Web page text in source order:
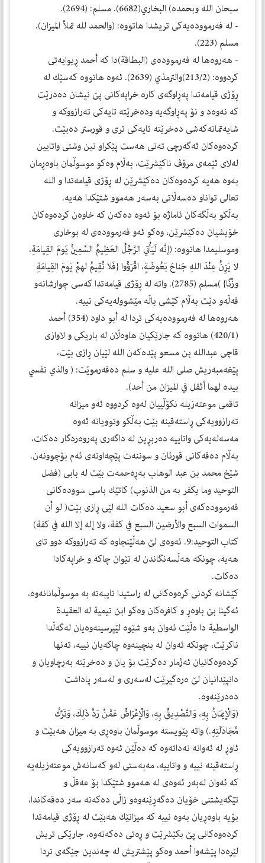
سبحان الله وبحمده) البخاري(6682). مسلم: (2694).
- لە فەرموودەیەكی تریشدا هاتووە: (والحمد لله تملأ المیزان).
مسلم (223).
- هەروەها لە فەرموودەی (البطاقة)دا كە أحمد ڕیوایەتی
كردووە: (213/2)والترمذي (2639). ئەوە هاتووە كەسێك لە
ڕۆژی قیامەتدا پەڕاوگەی كارە خراپەكانی پێ نیشان دەدرێت
كە نەوەد و نۆ پەڕاوگەیە ودەخرێتە تایەكی تەرازووكە و
شایەتمانەكەشی دەخرێتە تایەكی تری و قورستر دەبێت.
كردەوەكان ئەگەرچی تەنی هەست پێكراو نین وشتی واتایین
لەلای ئێمەی مرۆڤ ناكێشرێت، بەڵام وەكو موسوڵمان باوەڕمان
بەوە هەیە كردەوەكان دەكێشرێن لە ڕۆژی قیامەتدا و الله
تعالی تواناو دەسەڵاتی بەسەر هەموو شتێكدا هەیە.
بەڵكو بەڵگەكان ئاماژە بۆ ئەوە دەكەن كە خاوەن كردەوەكان
خۆیشیان دەكێشرێن، وەكو ئەو فەرموودەی لە بوخاری
وموسلیمدا هاتووە: (إنَّه لَيَأْتي الرَّجُلُ العَظِيمُ السَّمِينُ يَومَ القِيامَةِ،
لا يَزِنُ عِنْدَ اللهِ جَناحَ بَعُوضَةٍ، اقْرَؤُوا {فَلا نُقِيمُ لهمْ يَومَ القِيامَةِ
وزْنًا} )مسلم (2785). واتە لە ڕۆژی قیامەتدا كەسی چوارشانەو
قەڵەو دێت بەڵام كێشی باڵە مێشوولەیەكی نییە.
هەروەها لە فەرموودەیەكی تردا لە أبو داود (354) أحمد
(420/1) هاتووە كە جارێكیان هاوەڵان لە باریكی و لاوازی
قاچی عبدالله بن مسعو پێدەكەن الله لێیان ڕازی بێت،
پێغەمبەریش صلی الله علیه و سلم دەفەرموێت: ( والذي نفسي
بیده لهما أثقل في المیزان من أحد).
تاقمی موعتەزیلە نكۆڵییان لەوە كردووە ئەو میزانە
تەرازوویەكی ڕاستەقینە بێت بەڵكو وتوویانە ئەوە
مەسەلەیەكی واتاییە دەربڕین لە داگەری پەروەردگار دەكات،
بەڵام دەقەكانی قورئان و سوننەت پێچەاونەی ئەم بۆچوونەن.
شێخ محمد بن عبد الوهاب بەڕەحمەت بێت لە بابی (فضل
التوحید وما یكفر به من الذنوب) كاتێك باسی سوودەكانی
فەرموودەكەی أبو سعید دەكات الله لێی ڕازی بێت( لو أن
السموات السبع والأرضین السبع في كفة، ولا إله إلا الله في كفة)
كتاب التوحید:9. ئەوەی لێ هەڵێنجاوە كە تەرازووكە دوو تای
هەیە، چونكە هەڵسەنگاندن لە نێوان چاكە و خراپەكادا
دەكات.
كێشانە كردنی كرەوەكانی لە راستیدا تایبەتە بە موسوڵمانانەوە،
ئەگینا بێ باوەڕ و كافرەكان وەكو ابن تیمیة لە العقیدة
الواسطیة دا ەڵێت ئەوان بەو شێوە لێپرسینەوەیان لەگەڵدا
ناكرێت، چونكە ئەوان لە بنچینەوە چاكەیان نییە، تەنها
كردەوەكانیان ئەژمار دەكرێت بۆ یان و دەخرێتە بەرچاویان و
دانپێدانیان لێ ەرەگیرێت لەسەری و لەسەر پاداشت
دەدرێنەوە.
(وَالْإِيمَانُ بِهِ، وَالتَّصْدِيقُ بِهِ، وَالْإِعْرَاضُ عَمَّنْ رَدَّ ذَلِكَ، وَتَرْكُ
مُجَادَلَتِهِ.) واتە پێویستە موسوڵمان باوەڕی بە میزان هەبێت و
ئاوڕ لە ئەوانە نەداتەوە كە دەڵێن ئەوە تەرازوویەكی
ڕاستەقینە نییە و واتاییە، مەبەستی لەو كەسانەش موعتەزیلەیە
كە ئەوان لەبەر ئەوەی لە هەموو شتێكدا بۆ عەقڵ و
تێگەیشتنی خۆیان دەگەڕێنەوەو زاڵی دەكەنە سەر دەقەكاندا،
بۆیە باوەڕیان بەوە نییە كە میزانێك هەبێت لە ڕۆژی قیامەتدا
كردەوەكانی پێ بكێشرێت و ڕەتی دەكەنەوە، جارێكی تریش
لێرەدا پێشەوا أحمد وەكو پێشتریش لە چەندین جێگەی تردا